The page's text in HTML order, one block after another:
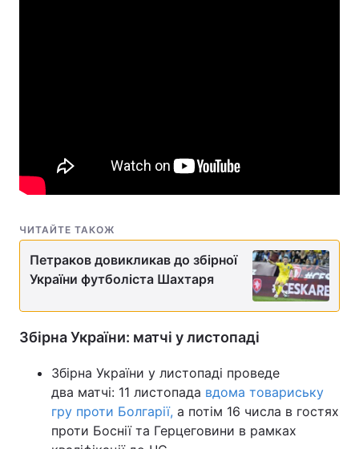
ЧИТАЙТЕ ТАКОЖ
Петраков довикликав до збірної
України футболіста Шахтаря
Збірна України: матчі у листопаді
Збірна України у листопаді проведе
два матчі: 11 листопада вдома товариську
гру проти Болгарії, а потім 16 числа в гостях
проти Боснії та Герцеговини в рамках